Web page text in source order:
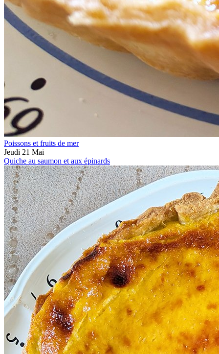
Poissons et fruits de mer
Jeudi 21 Mai
Quiche au saumon et aux épinards